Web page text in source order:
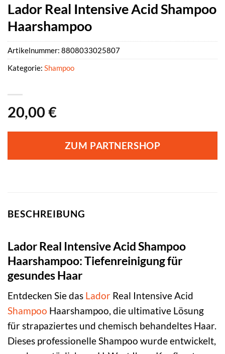
Lador Real Intensive Acid Shampoo
Haarshampoo
20,00 €
ZUM PARTNERSHOP
Artikelnummer: 8808033025807
Kategorie: Shampoo
BESCHREIBUNG
Lador Real Intensive Acid Shampoo
Haarshampoo: Tiefenreinigung für
gesundes Haar
Entdecken Sie das Lador Real Intensive Acid
Shampoo Haarshampoo, die ultimative Lösung
für strapaziertes und chemisch behandeltes Haar.
Dieses professionelle Shampoo wurde entwickelt,